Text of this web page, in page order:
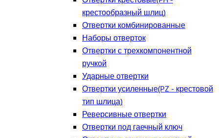
крестообразный шлиц)
Отвертки комбинированные
Наборы отверток
Отвертки с трехкомпонентной
ручкой
Ударные отвертки
Отвертки усиленные(PZ - крестовой
тип шлица)
Реверсивные отвертки
Отвертки под гаечный ключ